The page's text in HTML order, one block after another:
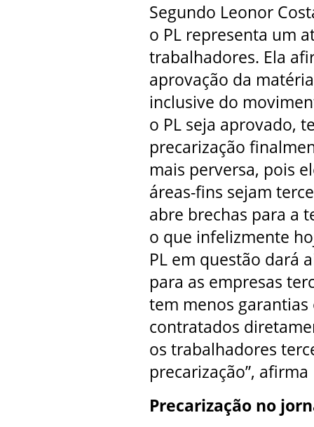
Segundo Leonor
o PL representa um
trabalhadores. Ela
aprovação da
inclusive do
o PL seja aprovado,
precarização
mais perversa, pois
áreas-fins sejam
abre brechas para a
o que infelizmente
PL em questão dará
para as empresas
tem menos
contratados
os trabalhadores
precarização”,
Precarização no